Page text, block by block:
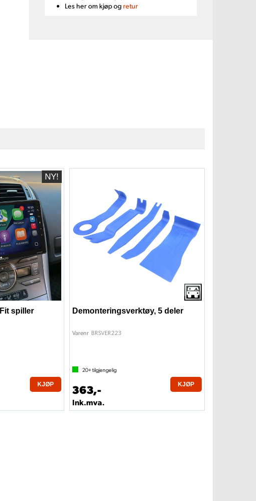
Les her om kjøp og retur
spiller
KJØP
Demonteringsverktøy, 5 deler
Varenr BRSVER223
20+tilgjengelig
363,-
Ink.mva.
KJØP